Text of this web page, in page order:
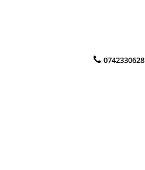
0742330628